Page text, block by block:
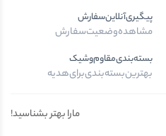
پیگیری‌آنلاین‌سفارش
مشاهده‌وضعیت‌سفارش
بسته‌بندی‌مقاوم‌وشیک
بهترین‌بسته‌بندی‌برای‌هدیه
مارا بهتر بشناسید!